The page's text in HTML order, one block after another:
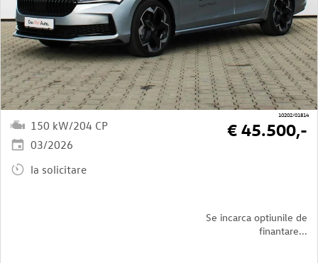
10202/01814
150 kW/204 CP
03/2026
la solicitare
Se incarca optiunile de
finantare...
€ 45.500,-